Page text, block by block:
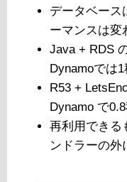
データベース
ーマンスは変
Java + RDS
Dynamoでは
R53 +
Dynamo で
再利用できる
ンドラーの外